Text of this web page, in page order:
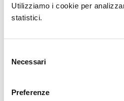
Utilizziamo i cookie per
statistici.
delNecessari
Preferenze
ottobre 2014.
Legge 07 aprile 2014 n. 56 e